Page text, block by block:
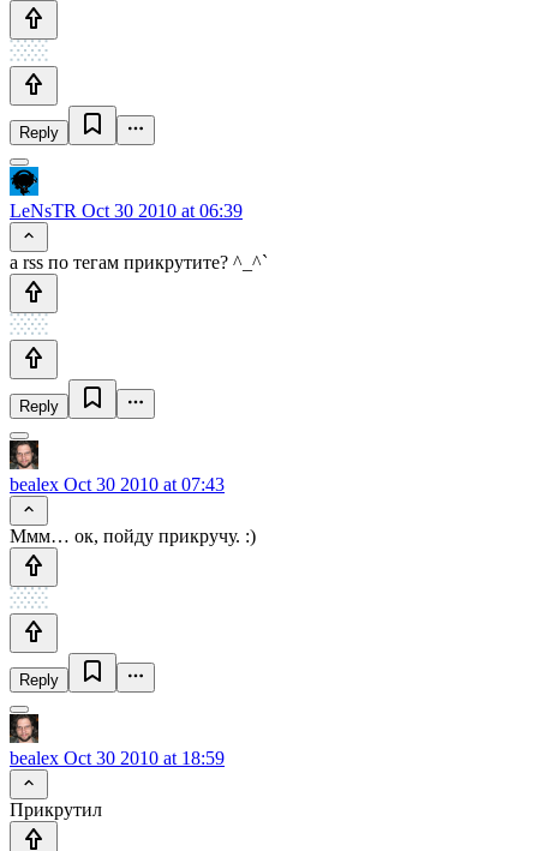
Reply
LeNsTR Oct 30 2010 at 06:39
а rss по тегам прикрутите? ^_^`
Reply
bealex Oct 30 2010 at 07:43
Ммм… ок, пойду прикручу. :)
Reply
bealex Oct 30 2010 at 18:59
Прикрутил